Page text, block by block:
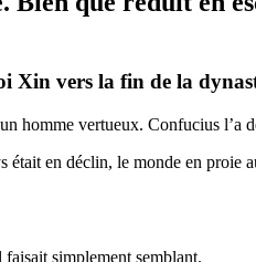
Xin vers la fin de la
homme vertueux. Confucius l’a
était en déclin, le monde en proie
simplement semblant.